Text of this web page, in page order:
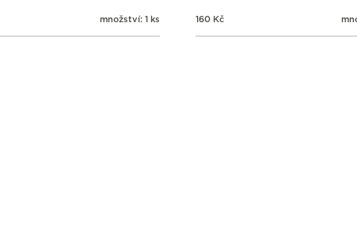
množství: 1 ks 160 Kč